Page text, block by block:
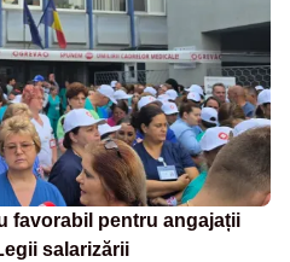
favorabil pentru angajații
salarizării